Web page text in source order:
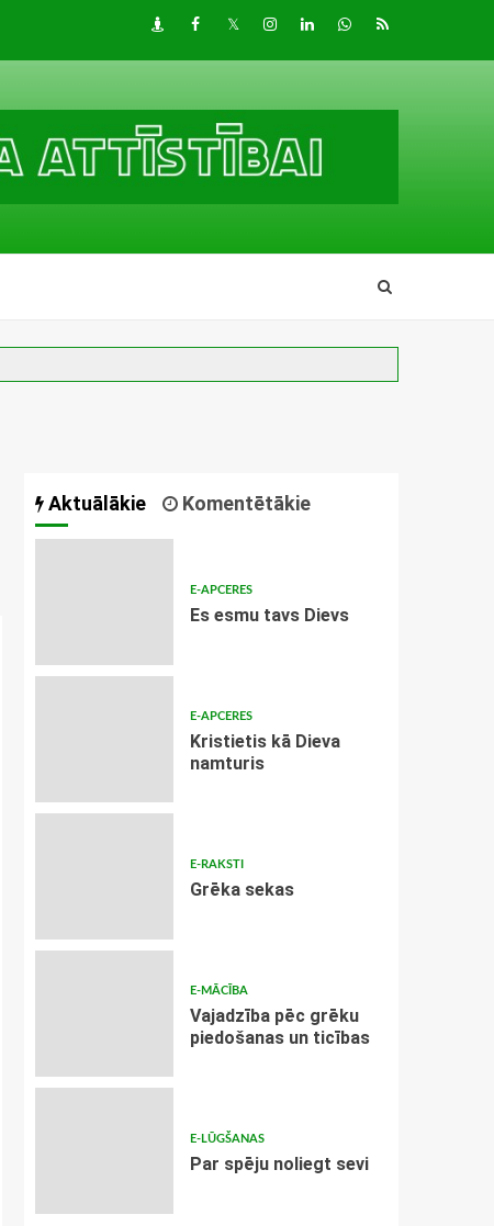
DraugiemFacebook
TwitterInstagram
LinkedInwhatsapp
RSS
Aktuālākie Komentētākie
E-APCERES
Es esmu tavs Dievs
E-APCERES
Kristietis kā Dieva
namturis
E-RAKSTI
Grēka sekas
E-MĀCĪBA
Vajadzība pēc grēku
piedošanas un ticības
E-LŪGŠANAS
Par spēju noliegt sevi